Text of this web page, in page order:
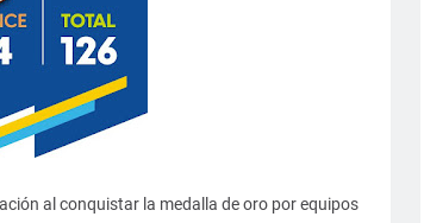
al conquistar la medalla de oro por equipos